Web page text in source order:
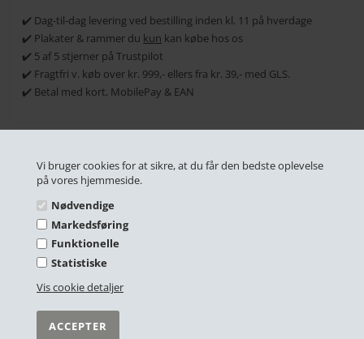
Vi bruger cookies for at sikre, at du får den bedste oplevelse
på vores hjemmeside.
Nødvendige
Markedsføring
Funktionelle
Statistiske
Vis cookie detaljer
✔️ Dag-til-dag levering ved bestilling inden kl. 11 på hverdage
✔️ Plakater & rammer du kun kan købe hos os
✔️ 5 af 5 stjerner på Trustpilot
✔️ Fragtfri v. køb over kr. 999,- ellers fra kr. 39,- med GLS.
✔️ Betal med kort, MobilePay & EAN
RELATEREDE PRODUKTER